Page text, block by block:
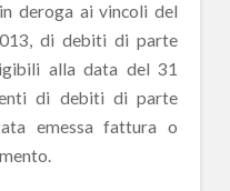
deroga ai vincoli del
di debiti di parte
alla data del 31
di debiti di parte
emessa fattura o